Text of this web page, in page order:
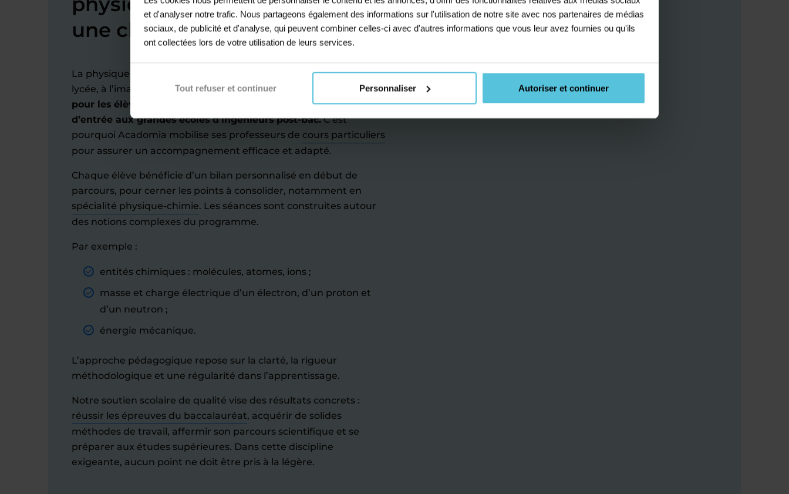
et d'analyser notre trafic. Nous partageons également des informations sur l'utilisation de notre site avec nos partenaires de médias
sociaux, de publicité et d'analyse, qui peuvent combiner celles-ci avec d'autres informations que vous leur avez fournies ou qu'ils
ont collectées lors de votre utilisation de leurs services.
Tout refuser et continuer Personnaliser Autoriser et continuer
une clé pour briller au bac
La physique-chimie est l’une des matières les plus exigeantes du
lycée, à l’image des mathématiques.Elle joue un rôle central
pour les élèves ciblant une prépa scientifique ou des concours
d’entrée aux grandes écoles d’ingénieurs post-bac.C’est
pourquoi Acadomia mobilise ses professeurs de cours particuliers
pour assurer un accompagnement efficace et adapté.
Chaque élève bénéficie d’un bilan personnalisé en début de
parcours, pour cerner les points à consolider, notamment en
spécialité physique-chimie. Les séances sont construites autour
des notions complexes du programme.
Par exemple :
entités chimiques : molécules, atomes, ions ;
masse et charge électrique d’un électron, d’un proton et
d’un neutron ;
énergie mécanique.
L’approche pédagogique repose sur la clarté, la rigueur
méthodologique et une régularité dans l’apprentissage.
Notre soutien scolaire de qualité vise des résultats concrets :
réussir les épreuves du baccalauréat, acquérir de solides
méthodes de travail, affermir son parcours scientifique et se
préparer aux études supérieures. Dans cette discipline
exigeante, aucun point ne doit être pris à la légère.